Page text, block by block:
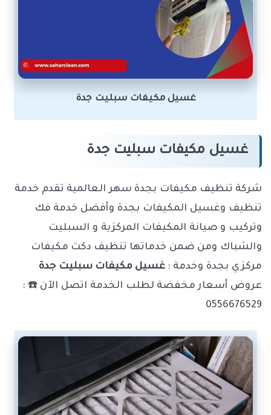
غسيل مكيفات سبليت جدة
غسيل مكيفات سبليت جدة
شركة تنظيف مكيفات بجدة سهر العالمية تقدم خدمة
تنظيف وغسيل المكيفات بجدة وأفضل خدمة فك
وتركيب و صيانة المكيفات المركزية و السبليت
والشباك ومن ضمن خدماتها تنظيف دكت مكيفات
مركزي بجدة وخدمة : غسيل مكيفات سبليت جدة
عروض أسعار مخفضة لطلب الخدمة اتصل الآن ☎️ :
0556676529